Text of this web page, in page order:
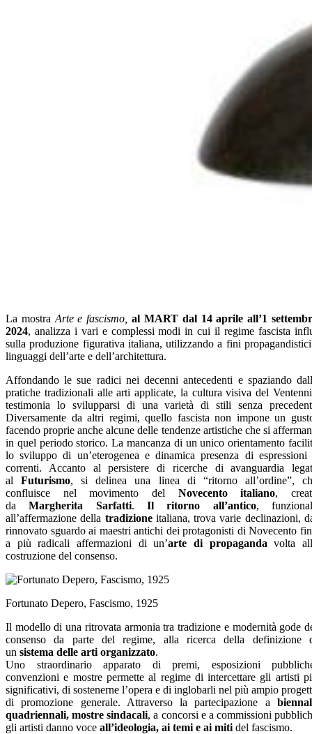
La mostra Arte e fascismo,al MART dal 14 aprile all’1
2024, analizza i vari e complessi modi in cui il regime fascista
sulla produzione figurativa italiana, utilizzando a fini
linguaggi dell’arte e dell’architettura.
Affondando le sue radici nei decenni antecedenti e spaziando
pratiche tradizionali alle arti applicate, la cultura visiva del
testimonia lo svilupparsi di una varietà di stili senza
Diversamente da altri regimi, quello fascista non impone un
facendo proprie anche alcune delle tendenze artistiche che si
in quel periodo storico. La mancanza di un unico orientamento
lo sviluppo di un’eterogenea e dinamica presenza di espressioni
correnti. Accanto al persistere di ricerche di avanguardia
alFuturismo, si delinea una linea di “ritorno all’ordine”,
confluisce nel movimento del Novecento italiano,
daMargherita Sarfatti.Il ritorno all’antico,
all’affermazione della tradizioneitaliana, trova varie declinazioni,
rinnovato sguardo ai maestri antichi dei protagonisti di Novecento
a più radicali affermazioni di un’arte di propaganda volta
costruzione del consenso.
Fortunato Depero, Fascismo, 1925
Il modello di una ritrovata armonia tra tradizione e modernità gode
consenso da parte del regime, alla ricerca della definizione
un sistema delle arti organizzato.
Uno straordinario apparato di premi, esposizioni
convenzioni e mostre permette al regime di intercettare gli artisti
significativi, di sostenerne l’opera e di inglobarli nel più ampio
di promozione generale. Attraverso la partecipazione a
quadriennali, mostre sindacali, a concorsi e a commissioni
gli artisti danno voce all’ideologia, ai temi e ai miti del fascismo.